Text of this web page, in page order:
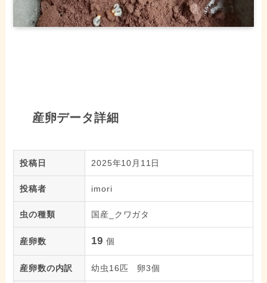
産卵データ詳細
投稿日 2025年10月11日
投稿者 imori
虫の種類 国産_クワガタ
産卵数 19 個
産卵数の内訳 幼虫16匹 卵3個